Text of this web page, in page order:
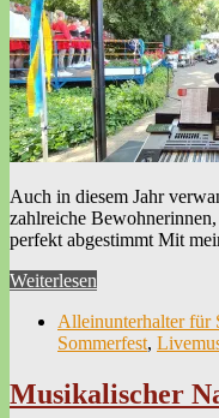
Auch in diesem Jahr
zahlreiche
perfekt abgestimmt Mit
Weiterlesen
Alleinunterhalter für
Sommerfest,
Musikalischer